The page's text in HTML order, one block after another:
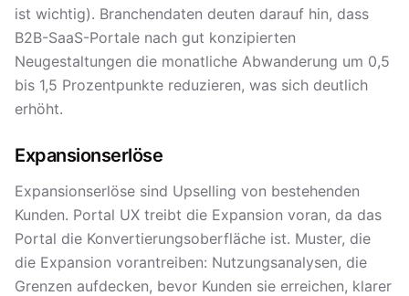
ist wichtig). Branchendaten deuten darauf hin, dass
B2B-SaaS-Portale nach gut konzipierten
Neugestaltungen die monatliche Abwanderung um 0,5
bis 1,5 Prozentpunkte reduzieren, was sich deutlich
erhöht.
Expansionserlöse
Expansionserlöse sind Upselling von bestehenden
Kunden. Portal UX treibt die Expansion voran, da das
Portal die Konvertierungsoberfläche ist. Muster, die
die Expansion vorantreiben: Nutzungsanalysen, die
Grenzen aufdecken, bevor Kunden sie erreichen, klarer